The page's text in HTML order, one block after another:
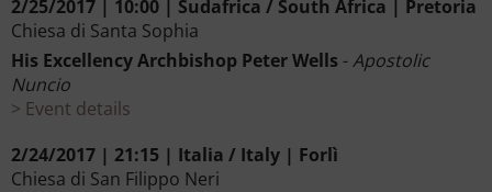
2/25/2017 | 10:00 | Sudafrica / South Africa | Pretoria
Chiesa di Santa Sophia
His Excellency Archbishop Peter Wells -Apostolic
Nuncio
Event details
2/24/2017 | 21:15 | Italia / Italy | Forlì
Chiesa di San Filippo Neri